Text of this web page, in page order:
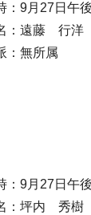
：9月27日午後
：遠藤 行洋
：無所属
：9月27日午後
：坪内 秀樹